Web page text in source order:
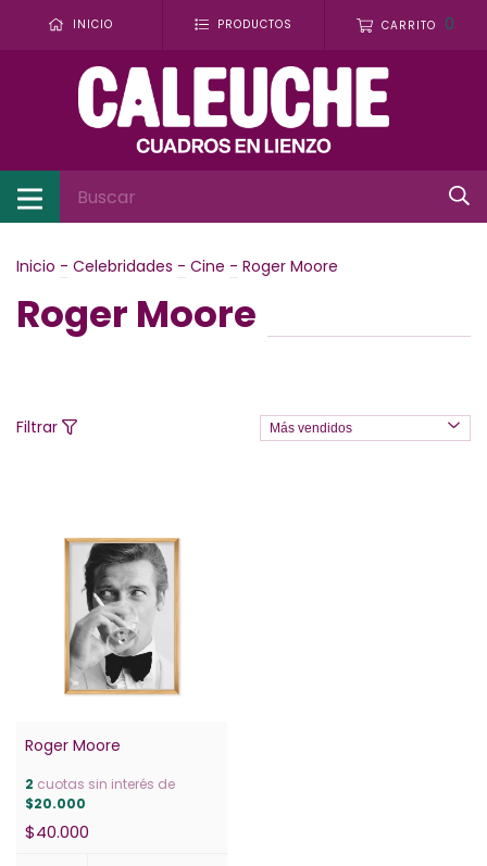
INICIO PRODUCTOS CARRITO 0
Inicio - Celebridades - Cine - Roger Moore
Roger Moore
Filtrar
Roger Moore
2 cuotas sin interés de
$20.000
$40.000